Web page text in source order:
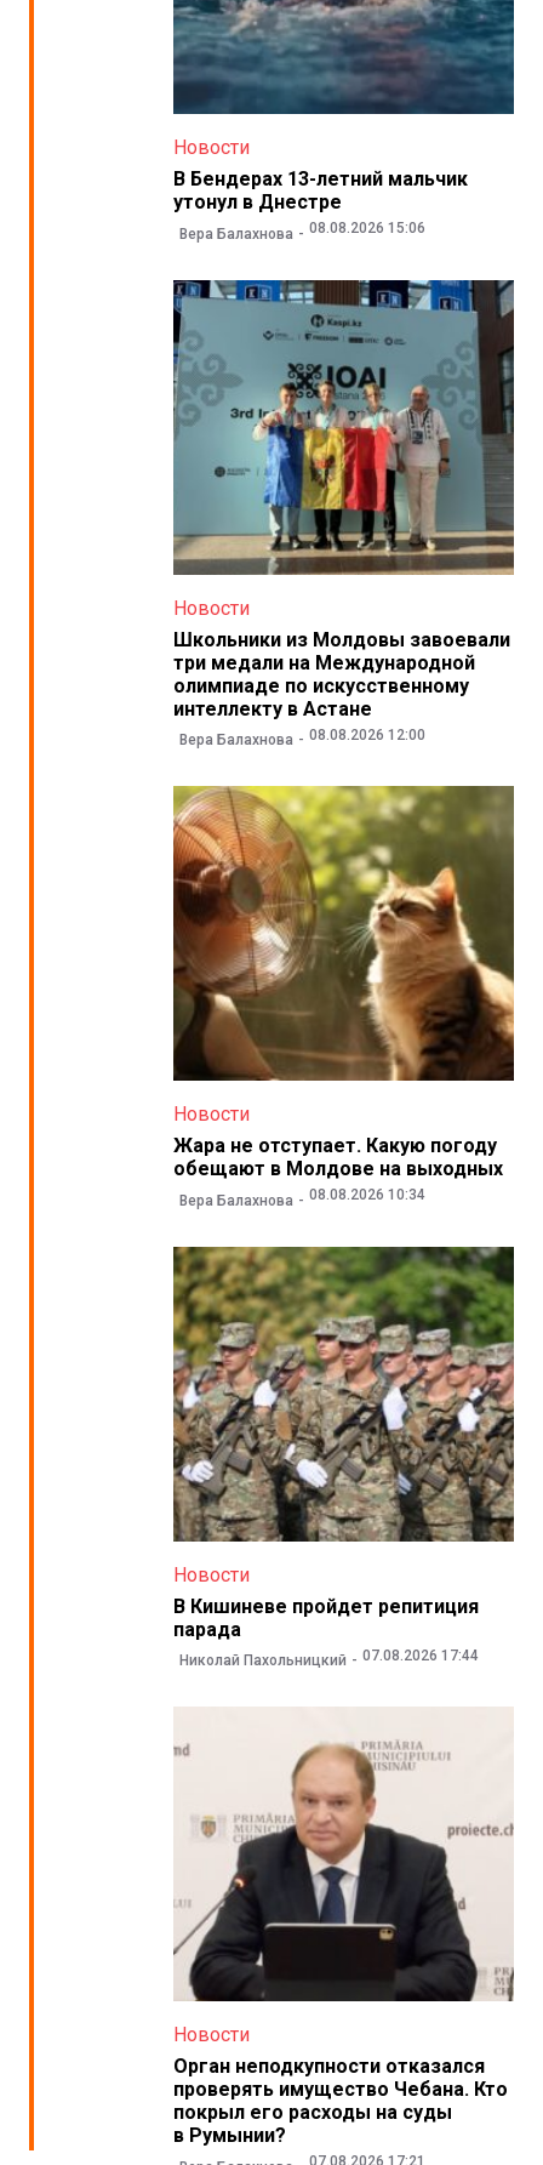
Новости
В Бендерах 13-летний мальчик
утонул в Днестре
Вера Балахнова 08.08.2026 15:06
Новости
Школьники из Молдовы завоевали
три медали на Международной
олимпиаде по искусственному
интеллекту в Астане
Вера Балахнова 08.08.2026 12:00
Новости
Жара не отступает. Какую погоду
обещают в Молдове на выходных
Вера Балахнова 08.08.2026 10:34
Новости
В Кишиневе пройдет репитиция
парада
Николай Пахольницкий 07.08.2026 17:44
Новости
Орган неподкупности отказался
проверять имущество Чебана. Кто
покрыл его расходы на суды
в Румынии?